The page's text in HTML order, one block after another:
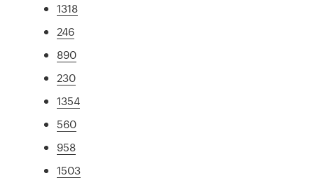
1318
246
890
230
1354
560
958
1503